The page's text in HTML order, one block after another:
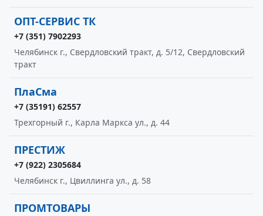
ОПТ-СЕРВИС ТК
+7 (351) 7902293
Челябинск г., Свердловский тракт, д. 5/12, Свердловский
тракт
ПлаСма
+7 (35191) 62557
Трехгорный г., Карла Маркса ул., д. 44
ПРЕСТИЖ
+7 (922) 2305684
Челябинск г., Цвиллинга ул., д. 58
ПРОМТОВАРЫ